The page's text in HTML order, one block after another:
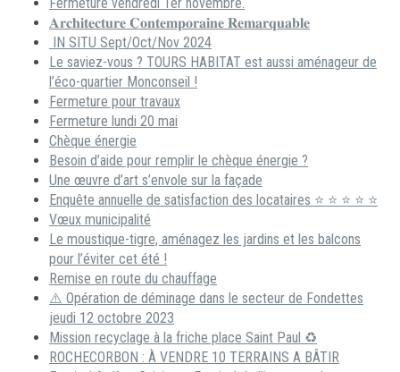
𝐀𝐫𝐜𝐡𝐢𝐭𝐞𝐜𝐭𝐮𝐫𝐞 𝐂𝐨𝐧𝐭𝐞𝐦𝐩𝐨𝐫𝐚𝐢𝐧𝐞 𝐑𝐞𝐦𝐚𝐫𝐪𝐮𝐚𝐛𝐥𝐞
IN SITU Sept/Oct/Nov 2024
Le saviez-vous ? TOURS HABITAT est aussi aménageur de
l’éco-quartier Monconseil !
Fermeture pour travaux
Fermeture lundi 20 mai
Chèque énergie
Besoin d’aide pour remplir le chèque énergie ?
Une œuvre d’art s’envole sur la façade
Enquête annuelle de satisfaction des locataires ⭐ ⭐ ⭐ ⭐ ⭐
Vœux municipalité
Le moustique-tigre, aménagez les jardins et les balcons
pour l’éviter cet été !
Remise en route du chauffage
⚠️ Opération de déminage dans le secteur de Fondettes
jeudi 12 octobre 2023
Mission recyclage à la friche place Saint Paul ♻️
ROCHECORBON : À VENDRE 10 TERRAINS A BÂTIR